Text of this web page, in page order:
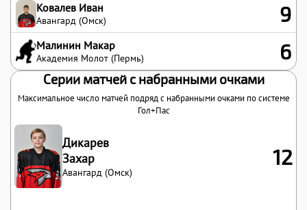
Ковалев Иван
Авангард (Омск) 9
Малинин Макар
Академия Молот (Пермь) 6
Серии матчей с набранными очками
Максимальное число матчей подряд с набранными очками по системе
Гол+Пас
Дикарев
Захар
Авангард (Омск)
12